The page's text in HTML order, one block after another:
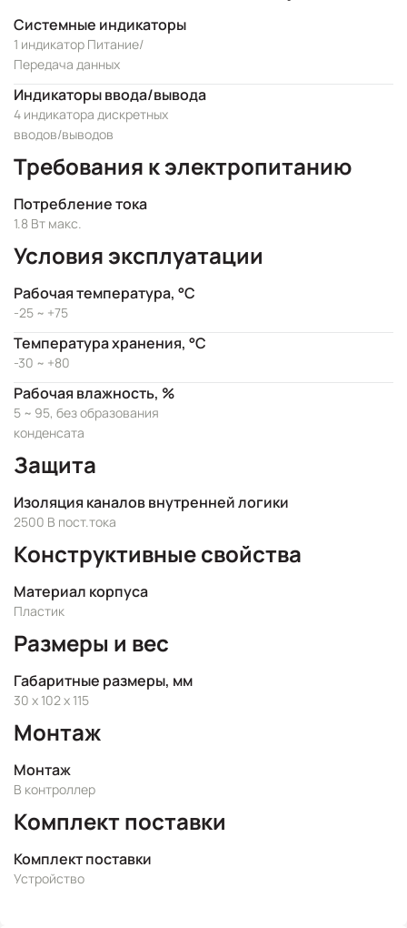
Системные индикаторы
1 индикатор Питание/
Передача данных
Индикаторы ввода/вывода
4 индикатора дискретных
вводов/выводов
Требования к электропитанию
Потребление тока
1.8 Вт макс.
Условия эксплуатации
Рабочая температура, °C
-25 ~ +75
Температура хранения, °C
-30 ~ +80
Рабочая влажность, %
5 ~ 95, без образования
конденсата
Защита
Изоляция каналов внутренней логики
2500 В пост.тока
Конструктивные свойства
Материал корпуса
Пластик
Размеры и вес
Габаритные размеры, мм
30 x 102 x 115
Монтаж
Монтаж
В контроллер
Комплект поставки
Комплект поставки
Устройство